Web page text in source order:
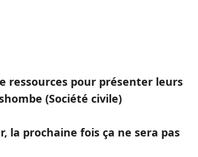
ressources pour présenter leurs
(Société civile)
la prochaine fois ça ne sera pas